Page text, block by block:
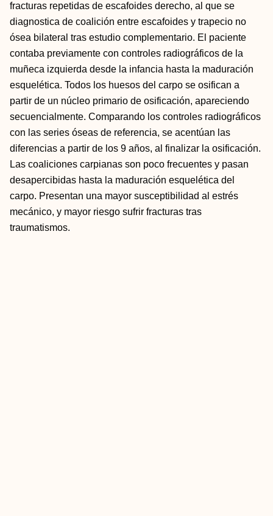
fracturas repetidas de escafoides derecho, al que se
diagnostica de coalición entre escafoides y trapecio no
ósea bilateral tras estudio complementario. El paciente
contaba previamente con controles radiográficos de la
muñeca izquierda desde la infancia hasta la maduración
esquelética. Todos los huesos del carpo se osifican a
partir de un núcleo primario de osificación, apareciendo
secuencialmente. Comparando los controles radiográficos
con las series óseas de referencia, se acentúan las
diferencias a partir de los 9 años, al finalizar la osificación.
Las coaliciones carpianas son poco frecuentes y pasan
desapercibidas hasta la maduración esquelética del
carpo. Presentan una mayor susceptibilidad al estrés
mecánico, y mayor riesgo sufrir fracturas tras
traumatismos.